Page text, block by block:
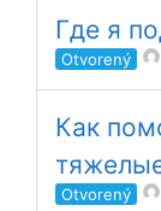
Где я
Otvorený
Как
Otvorený